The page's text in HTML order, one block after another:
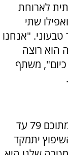
לארוחת
שתי
טבעוני. "אנחנו
הוא רוצה
כיום", משתף
בשנה הקרובה ישופצו 130 חדרי אוכל - מתוכם 79 עד
ו-51 נוספים עד יוני 2022. השיפוץ יתמקד